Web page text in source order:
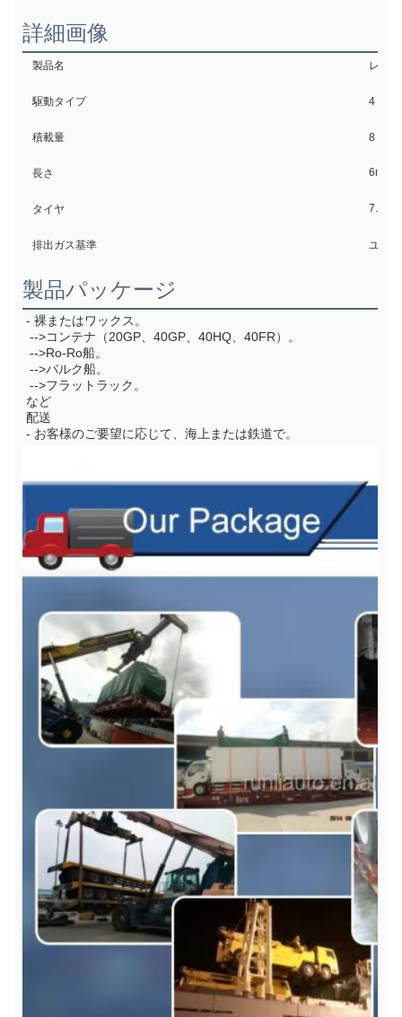
詳細画像
製品名 レッ
駆動タイプ 4 * 2
積載量 8トン
長さ 6m
タイヤ
排出ガス基準 ユー
製品パッケージ
- 裸またはワックス。
-->コンテナ（20GP、40GP、40HQ、40FR）。
-->Ro-Ro船。
-->バルク船。
-->フラットラック。
など
配送
- お客様のご要望に応じて、海上または鉄道で。